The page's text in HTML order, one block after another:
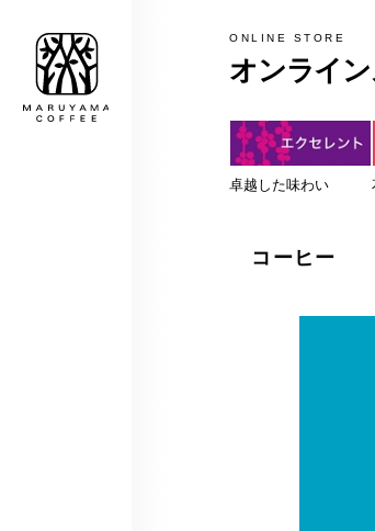
税込5,000円以
MARUYAMA COFFEEONLINE STORE
オンライ
卓越した味わい
コーヒー